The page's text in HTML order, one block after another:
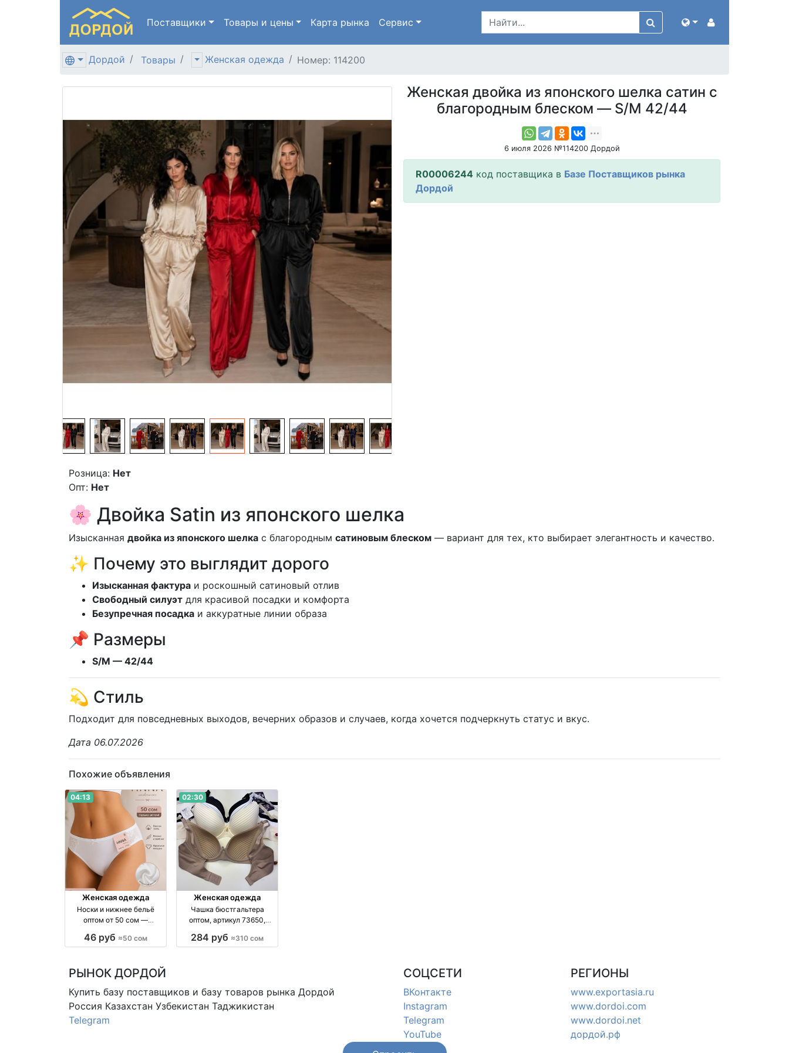
Поставщики Товары и цены Карта рынка Сервис
Дордой Товары Женская одежда Номер: 114200
Женская двойка из японского шелка сатин с
благородным блеском — S/M 42/44
6 июля 2026 №114200 Дордой
R00006244 код поставщика в Базе Поставщиков рынка
Дордой
Розница: Нет
Опт: Нет
🌸 Двойка Satin из японского шелка
Изысканная двойка из японского шелка с благородным сатиновым блеском — вариант для тех, кто выбирает элегантность и качество.
✨ Почему это выглядит дорого
Изысканная фактура и роскошный сатиновый отлив
Свободный силуэт для красивой посадки и комфорта
Безупречная посадка и аккуратные линии образа
📌 Размеры
S/M — 42/44
💫 Стиль
Подходит для повседневных выходов, вечерних образов и случаев, когда хочется подчеркнуть статус и вкус.
Дата 06.07.2026
Похожие объявления
04:13
Женская одежда
Носки и нижнее бельё
оптом от 50 сом —
изделия оптом
46 руб ≈50 сом
02:30
Женская одежда
Чашка бюстгальтера
оптом, артикул 73650,
производство Киргизия
284 руб ≈310 сом
РЫНОК ДОРДОЙ
Купить базу поставщиков и базу товаров рынка Дордой
Россия Казахстан Узбекистан Таджикистан
Telegram
СОЦСЕТИ
ВКонтакте
Instagram
Telegram
YouTube
РЕГИОНЫ
www.exportasia.ru
www.dordoi.com
www.dordoi.net
дордой.рф